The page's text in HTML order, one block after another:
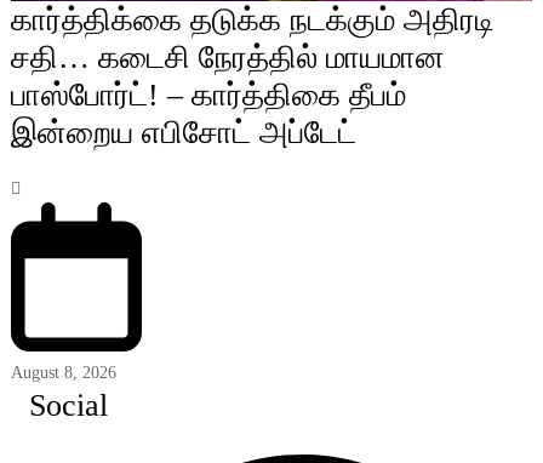
கார்த்திக்கை தடுக்க நடக்கும் அதிரடி
சதி… கடைசி நேரத்தில் மாயமான
பாஸ்போர்ட்! – கார்த்திகை தீபம்
இன்றைய எபிசோட் அப்டேட்
August 8, 2026
Social